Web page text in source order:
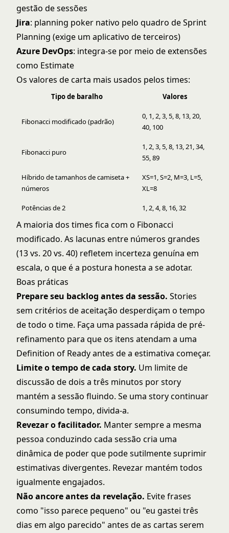
gestão de sessões
Jira: planning poker nativo pelo quadro de Sprint
Planning (exige um aplicativo de terceiros)
Azure DevOps: integra-se por meio de extensões
como Estimate
Os valores de carta mais usados pelos times:
Tipo de baralho Valores
Fibonacci modificado (padrão)
0, 1, 2, 3, 5, 8, 13, 20,
40, 100
Fibonacci puro
1, 2, 3, 5, 8, 13, 21, 34,
55, 89
Híbrido de tamanhos de camiseta +
números
XS=1, S=2, M=3, L=5,
XL=8
Potências de 2 1, 2, 4, 8, 16, 32
A maioria dos times fica com o Fibonacci
modificado. As lacunas entre números grandes
(13 vs. 20 vs. 40) refletem incerteza genuína em
escala, o que é a postura honesta a se adotar.
Boas práticas
Prepare seu backlog antes da sessão. Stories
sem critérios de aceitação desperdiçam o tempo
de todo o time. Faça uma passada rápida de pré-
refinamento para que os itens atendam a uma
Definition of Ready antes de a estimativa começar.
Limite o tempo de cada story. Um limite de
discussão de dois a três minutos por story
mantém a sessão fluindo. Se uma story continuar
consumindo tempo, divida-a.
Revezar o facilitador. Manter sempre a mesma
pessoa conduzindo cada sessão cria uma
dinâmica de poder que pode sutilmente suprimir
estimativas divergentes. Revezar mantém todos
igualmente engajados.
Não ancore antes da revelação. Evite frases
como "isso parece pequeno" ou "eu gastei três
dias em algo parecido" antes de as cartas serem